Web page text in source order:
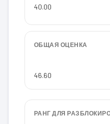
40.00
ОБЩАЯ ОЦЕНКА
46.60
РАНГ ДЛЯ